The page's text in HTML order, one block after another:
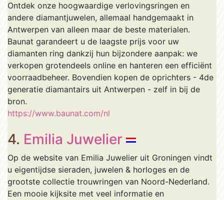
Ontdek onze hoogwaardige verlovingsringen en
andere diamantjuwelen, allemaal handgemaakt in
Antwerpen van alleen maar de beste materialen.
Baunat garandeert u de laagste prijs voor uw
diamanten ring dankzij hun bijzondere aanpak: we
verkopen grotendeels online en hanteren een efficiënt
voorraadbeheer. Bovendien kopen de oprichters - 4de
generatie diamantairs uit Antwerpen - zelf in bij de
bron.
https://www.baunat.com/nl
4. Emilia Juwelier
Op de website van Emilia Juwelier uit Groningen vindt
u eigentijdse sieraden, juwelen & horloges en de
grootste collectie trouwringen van Noord-Nederland.
Een mooie kijksite met veel informatie en